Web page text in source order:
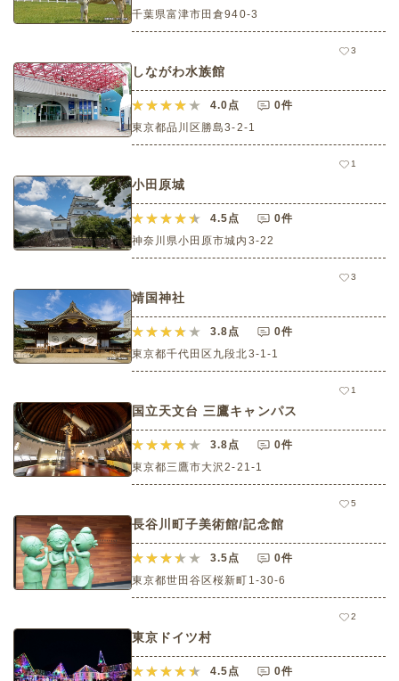
千葉県富津市田倉940-3
3
しながわ水族館
4.0点
0件
東京都品川区勝島3-2-1
1
小田原城
4.5点
0件
神奈川県小田原市城内3-22
3
靖国神社
3.8点
0件
東京都千代田区九段北3-1-1
1
国立天文台 三鷹キャンパス
3.8点
0件
東京都三鷹市大沢2-21-1
5
長谷川町子美術館/記念館
3.5点
0件
東京都世田谷区桜新町1-30-6
2
東京ドイツ村
4.5点
0件